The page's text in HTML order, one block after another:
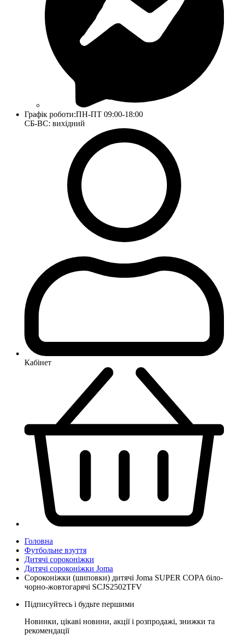
Графік роботи:ПН-ПТ 09:00-18:00
СБ-ВС: вихідний
Кабінет
Головна
Футбольне взуття
Дитячі сороконіжки
Дитячі сороконіжки Joma
Сороконіжки (шиповки) дитячі Joma SUPER COPA біло-
чорно-жовтогарячі SCJS2502TFV
Підписуйтесь і будьте першими
Новинки, цікаві новини, акції і розпродажі, знижки та
рекомендації